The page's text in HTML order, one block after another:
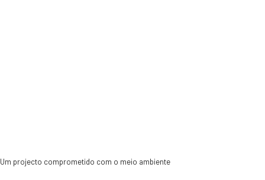
Um projecto comprometido com o meio ambiente